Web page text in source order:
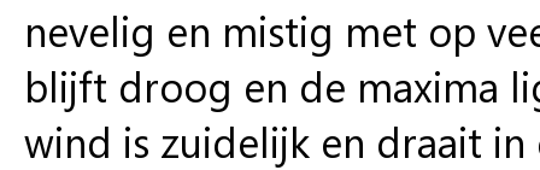
nevelig en mistig met op
blijft droog en de maxima
wind is zuidelijk en draait